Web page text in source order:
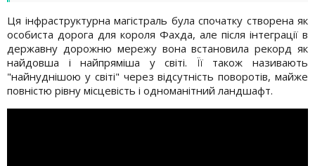
Ця інфраструктурна магістраль була спочатку створена як
особиста дорога для короля Фахда, але після інтеграції в
державну дорожню мережу вона встановила рекорд як
найдовша і найпряміша у світі. Її також називають
"найнуднішою у світі" через відсутність поворотів, майже
повністю рівну місцевість і одноманітний ландшафт.